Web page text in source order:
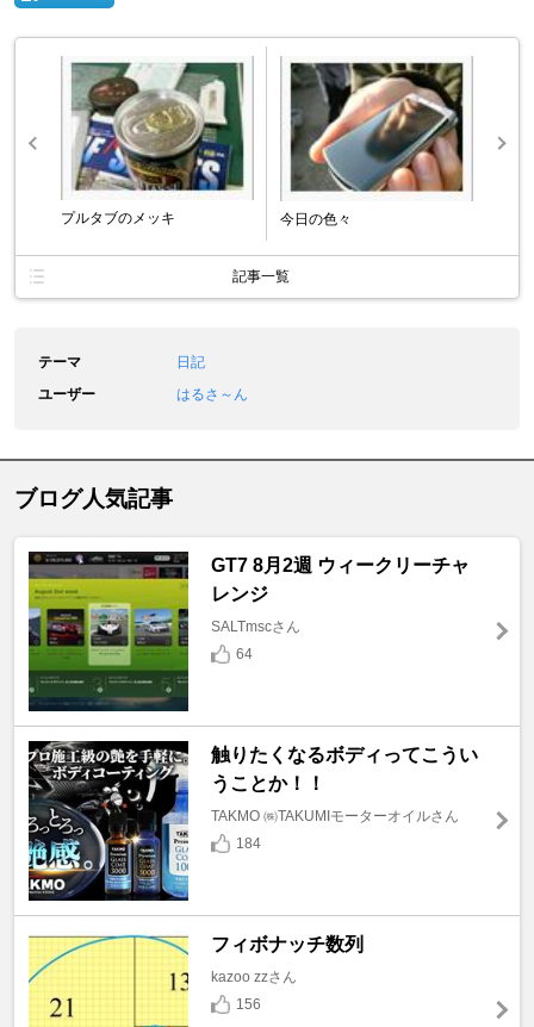
プルタブのメッキ 今日の色々
記事一覧
テーマ
日記
ユーザー
はるさ～ん
ブログ人気記事
GT7 8月2週 ウィークリーチャ
レンジ
SALTmscさん
64
触りたくなるボディってこうい
うことか！！
TAKMO ㈱TAKUMIモーターオイルさん
184
フィボナッチ数列
kazoo zzさん
156